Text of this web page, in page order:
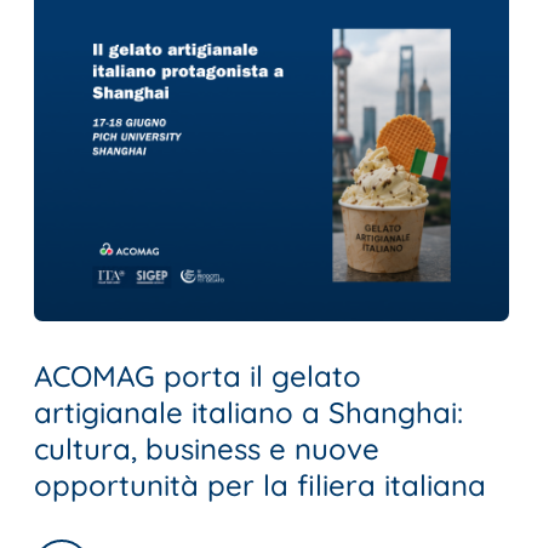
ACOMAG porta il gelato
artigianale italiano a Shanghai:
cultura, business e nuove
opportunità per la filiera italiana
Il gelato artigianale
Contatti
Il gelato artigianale
Contatti